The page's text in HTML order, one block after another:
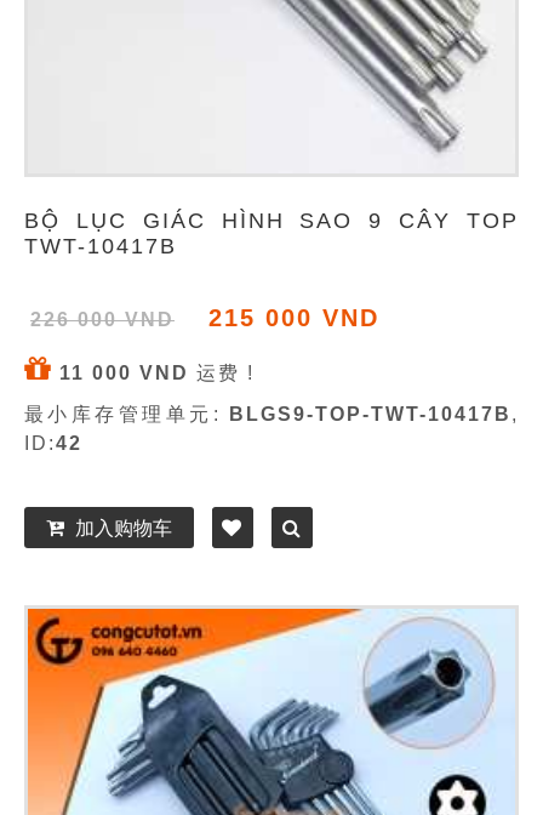
BỘ LỤC GIÁC HÌNH SAO 9 CÂY TOP
TWT-10417B
226 000 VND 215 000 VND
11 000 VND 运费 !
最小库存管理单元:
BLGS9-TOP-TWT-10417B ,
ID:42
加入购物车